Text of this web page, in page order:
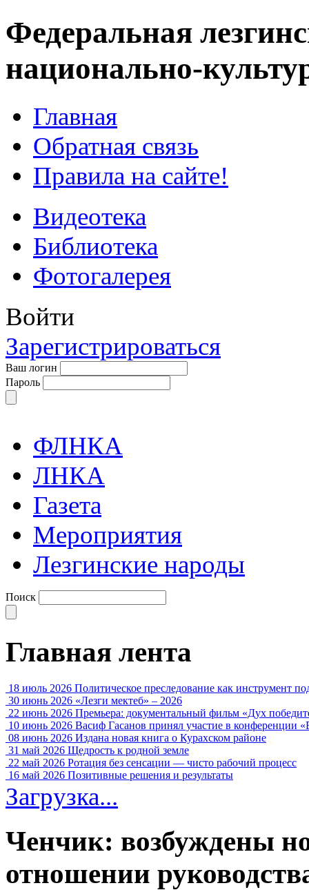
Федеральная
национально-
Главная
Обратная связь
Правила на сайте!
Видеотека
Библиотека
Фотогалерея
Войти
Зарегистрироваться
Ваш логин
Пароль
ФЛНКА
ЛНКА
Газета
Мероприятия
Лезгинские народы
Поиск
Главная лента
18 июль 2026 Политическое преследование как инструмент
30 июнь 2026 «Лезги мектеб» – 2026
22 июнь 2026 Премьера: документальный фильм «Дух
10 июнь 2026 Васиф Гасанов принял участие в конференции
08 июнь 2026 Издана новая книга о Курахском районе
31 май 2026 Щедрость к родной земле
22 май 2026 Ротация без сенсации — чисто рабочий процесс
16 май 2026 Позитивные решения и результаты
Загрузка...
Ченчик: возбуждены
отношении